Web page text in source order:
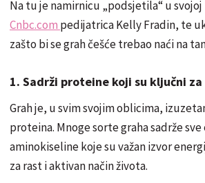
Na tu je namirnicu „podsjetila“ u
Cnbc.com pedijatrica Kelly Fradin, te
zašto bi se grah češće trebao naći na
1. Sadrži proteine koji su ključni
Grah je, u svim svojim oblicima,
proteina. Mnoge sorte graha sadrže
aminokiseline koje su važan izvor
za rast i aktivan način života.